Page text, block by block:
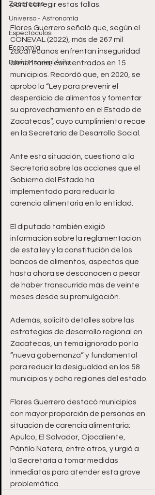
Zacatecas
Universo - Astronomía
Espectáculos
Economía
David Monreal Ávila
para corregir estas fallas.
Flores Guerrero señaló que, según el
CONEVAL (2022), más de 267 mil
zacatecanos enfrentan inseguridad
alimentaria, concentrados en 15
municipios. Recordó que, en 2020, se
aprobó la “Ley para prevenir el
desperdicio de alimentos y fomentar
su aprovechamiento en el Estado de
Zacatecas”, cuyo cumplimiento recae
en la Secretaría de Desarrollo Social.
Ante esta situación, cuestionó a la
Secretaria sobre las acciones que el
Gobierno del Estado ha
implementado para reducir la
carencia alimentaria en la entidad.
El diputado también exigió
información sobre la reglamentación
de esta ley y la constitución de los
bancos de alimentos, aspectos que
hasta ahora se desconocen a pesar
de haber transcurrido más de veinte
meses desde su promulgación.
Además, solicitó detalles sobre las
estrategias de desarrollo regional en
Zacatecas, un tema ignorado por la
“nueva gobernanza” y fundamental
para reducir la desigualdad en los 58
municipios y ocho regiones del estado.
Flores Guerrero destacó municipios
con mayor proporción de personas en
situación de carencia alimentaria:
Apulco, El Salvador, Ojocaliente,
Pánfilo Natera, entre otros, y urgió a
la Secretaría a tomar medidas
inmediatas para atender esta grave
problemática.